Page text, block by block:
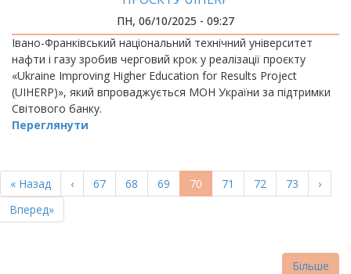
ПН, 06/10/2025 - 09:27
Івано-Франківський національний технічний університет
нафти і газу зробив черговий крок у реалізації проєкту
«Ukraine Improving Higher Education for Results Project
(UIHERP)», який впроваджується МОН України за підтримки
Світового банку.
Переглянути
НА
СТОРІНКИ
Перша
сторінка
« Назад
Попередня
сторінка
‹ Page
67 Page
68 Page
69
Поточна
сторінка
70 Page
71 Page
72 Page
73
›
Остання
сторінка
Вперед»
Більше